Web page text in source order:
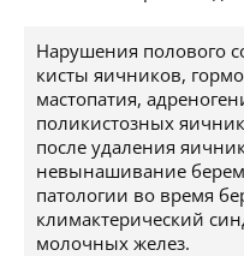
Нарушения полового
кисты яичников,
мастопатия,
поликистозных
после удаления
невынашивание
патологии во время
климактерический
молочных желез.